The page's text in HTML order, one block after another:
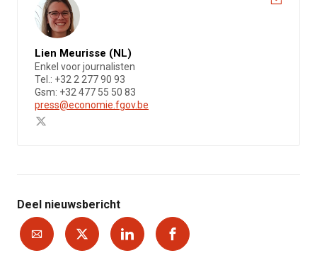
Lien Meurisse (NL)
Enkel voor journalisten
Tel.: +32 2 277 90 93
Gsm: +32 477 55 50 83
press@economie.fgov.be
Deel nieuwsbericht